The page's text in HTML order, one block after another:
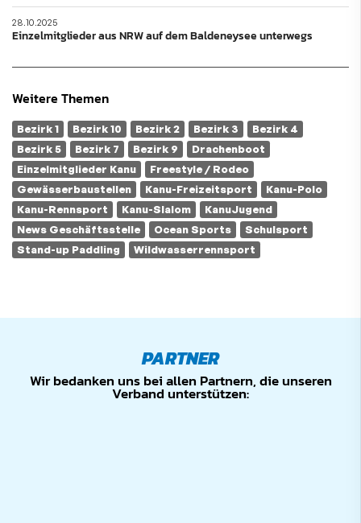
28.10.2025
Einzelmitglieder aus NRW auf dem Baldeneysee unterwegs
Weitere Themen
Bezirk 1 Bezirk 10 Bezirk 2 Bezirk 3
Bezirk 4
Bezirk 5
Bezirk 7 Bezirk 9
Drachenboot
Einzelmitglieder Kanu
Freestyle / Rodeo
Gewässerbaustellen
Kanu-Freizeitsport
Kanu-Polo
Kanu-Rennsport
Kanu-Slalom
KanuJugend
News Geschäftsstelle
Ocean Sports
Schulsport
Stand-up Paddling
Wildwasserrennsport
PARTNER
Wir bedanken uns bei allen Partnern, die unseren
Verband unterstützen: